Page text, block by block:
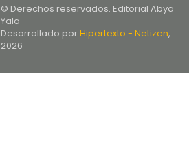
© Derechos reservados. Editorial Abya
Yala
Desarrollado porHipertexto - Netizen,
2026